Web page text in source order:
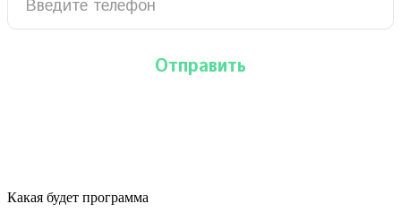
Какая будет программа